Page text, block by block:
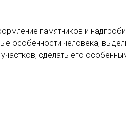
памятников и
особенности человека,
сделать его